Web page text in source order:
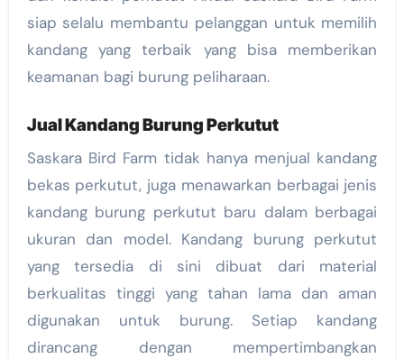
siap selalu membantu pelanggan untuk memilih
kandang yang terbaik yang bisa memberikan
keamanan bagi burung peliharaan.
Jual Kandang Burung Perkutut
Saskara Bird Farm tidak hanya menjual kandang
bekas perkutut, juga menawarkan berbagai jenis
kandang burung perkutut baru dalam berbagai
ukuran dan model. Kandang burung perkutut
yang tersedia di sini dibuat dari material
berkualitas tinggi yang tahan lama dan aman
digunakan untuk burung. Setiap kandang
dirancang dengan mempertimbangkan